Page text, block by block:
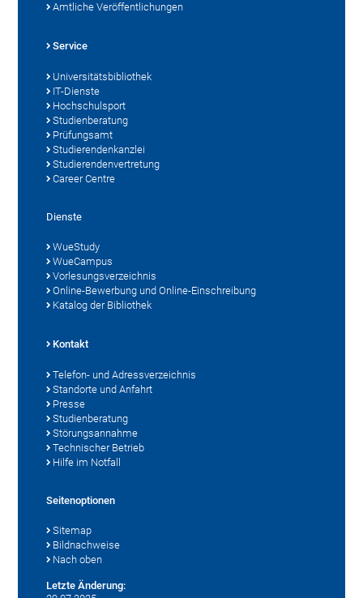
Amtliche Veröffentlichungen
Service
Universitätsbibliothek
IT-Dienste
Hochschulsport
Studienberatung
Prüfungsamt
Studierendenkanzlei
Studierendenvertretung
Career Centre
Dienste
WueStudy
WueCampus
Vorlesungsverzeichnis
Online-Bewerbung und Online-Einschreibung
Katalog der Bibliothek
Kontakt
Telefon- und Adressverzeichnis
Standorte und Anfahrt
Presse
Studienberatung
Störungsannahme
Technischer Betrieb
Hilfe im Notfall
Seitenoptionen
Sitemap
Bildnachweise
Nach oben
Letzte Änderung: